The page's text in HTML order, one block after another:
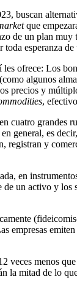
buscan
que
de un plan
toda esperanza
ofrece: Los
algunos
precios y
,
general, es
y
en
un activo y
veces menos
mitad de lo